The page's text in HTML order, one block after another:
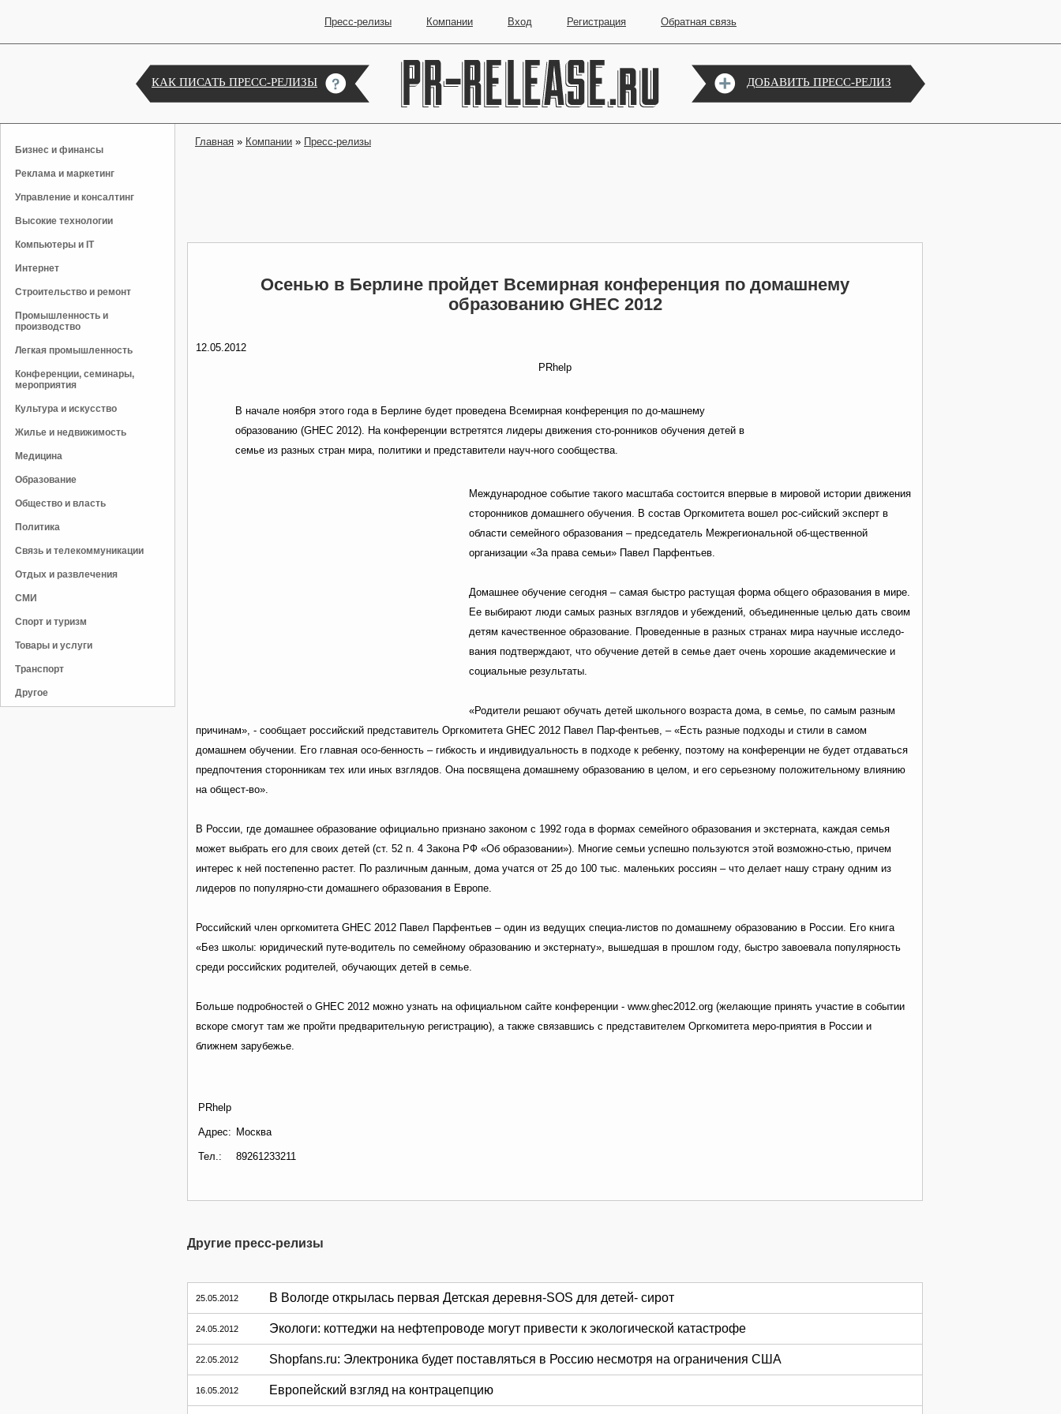
Пресс-релизы Компании Вход Регистрация Обратная связь
КАК ПИСАТЬ ПРЕСС-РЕЛИЗЫ ДОБАВИТЬ ПРЕСС-РЕЛИЗ
Бизнес и финансы
Реклама и маркетинг
Управление и консалтинг
Высокие технологии
Компьютеры и IT
Интернет
Строительство и ремонт
Промышленность и
производство
Легкая промышленность
Конференции, семинары,
мероприятия
Культура и искусство
Жилье и недвижимость
Медицина
Образование
Общество и власть
Политика
Связь и телекоммуникации
Отдых и развлечения
СМИ
Спорт и туризм
Товары и услуги
Транспорт
Другое
Главная » Компании » Пресс-релизы
Осенью в Берлине пройдет Всемирная конференция по домашнему
образованию GHEC 2012
12.05.2012
PRhelp
В начале ноября этого года в Берлине будет проведена Всемирная конференция по до-машнему
образованию (GHEC 2012). На конференции встретятся лидеры движения сто-ронников обучения детей в
семье из разных стран мира, политики и представители науч-ного сообщества.
Международное событие такого масштаба состоится впервые в мировой истории движения
сторонников домашнего обучения. В состав Оргкомитета вошел рос-сийский эксперт в
области семейного образования – председатель Межрегиональной об-щественной
организации «За права семьи» Павел Парфентьев.
Домашнее обучение сегодня – самая быстро растущая форма общего образования в мире.
Ее выбирают люди самых разных взглядов и убеждений, объединенные целью дать своим
детям качественное образование. Проведенные в разных странах мира научные исследо-
вания подтверждают, что обучение детей в семье дает очень хорошие академические и
социальные результаты.
«Родители решают обучать детей школьного возраста дома, в семье, по самым разным
причинам», - сообщает российский представитель Оргкомитета GHEC 2012 Павел Пар-фентьев, – «Есть разные подходы и стили в самом
домашнем обучении. Его главная осо-бенность – гибкость и индивидуальность в подходе к ребенку, поэтому на конференции не будет отдаваться
предпочтения сторонникам тех или иных взглядов. Она посвящена домашнему образованию в целом, и его серьезному положительному влиянию
на общест-во».
В России, где домашнее образование официально признано законом с 1992 года в формах семейного образования и экстерната, каждая семья
может выбрать его для своих детей (ст. 52 п. 4 Закона РФ «Об образовании»). Многие семьи успешно пользуются этой возможно-стью, причем
интерес к ней постепенно растет. По различным данным, дома учатся от 25 до 100 тыс. маленьких россиян – что делает нашу страну одним из
лидеров по популярно-сти домашнего образования в Европе.
Российский член оргкомитета GHEC 2012 Павел Парфентьев – один из ведущих специа-листов по домашнему образованию в России. Его книга
«Без школы: юридический путе-водитель по семейному образованию и экстернату», вышедшая в прошлом году, быстро завоевала популярность
среди российских родителей, обучающих детей в семье.
Больше подробностей о GHEC 2012 можно узнать на официальном сайте конференции - www.ghec2012.org (желающие принять участие в событии
вскоре смогут там же пройти предварительную регистрацию), а также связавшись с представителем Оргкомитета меро-приятия в России и
ближнем зарубежье.
PRhelp
Адрес: Москва
Тел.: 89261233211
Другие пресс-релизы
25.05.2012 В Вологде открылась первая Детская деревня-SOS для детей- сирот
24.05.2012 Экологи: коттеджи на нефтепроводе могут привести к экологической катастрофе
22.05.2012 Shopfans.ru: Электроника будет поставляться в Россию несмотря на ограничения США
16.05.2012 Европейский взгляд на контрацепцию